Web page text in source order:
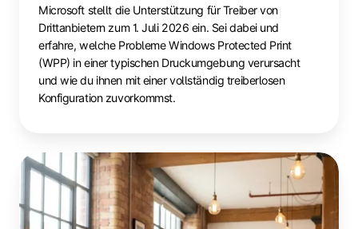
Microsoft stellt die Unterstützung für Treiber von
Drittanbietern zum 1. Juli 2026 ein. Sei dabei und
erfahre, welche Probleme Windows Protected Print
(WPP) in einer typischen Druckumgebung verursacht
und wie du ihnen mit einer vollständig treiberlosen
Konfiguration zuvorkommst.
Weniger
Administration,
mehr
Community: